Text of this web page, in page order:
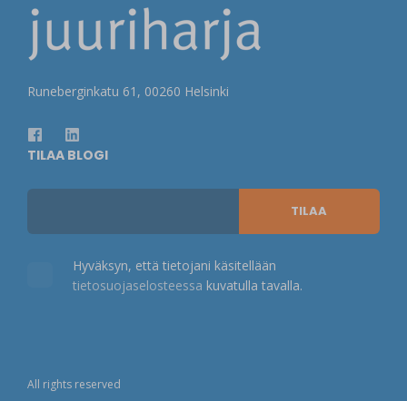
Runeberginkatu 61, 00260 Helsinki
TILAA BLOGI
Hyväksyn, että tietojani käsitellään
tietosuojaselosteessa kuvatulla tavalla.
All rights reserved